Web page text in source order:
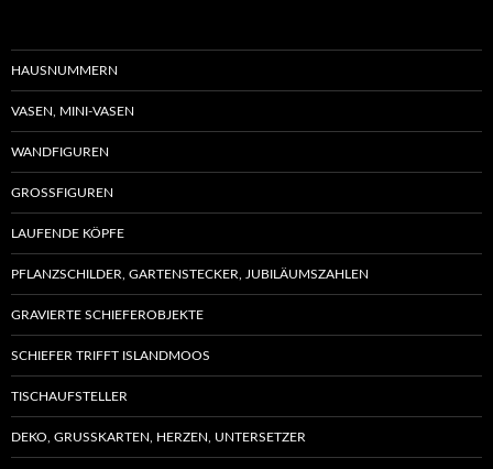
HAUSNUMMERN
VASEN, MINI-VASEN
WANDFIGUREN
GROSSFIGUREN
LAUFENDE KÖPFE
PFLANZSCHILDER, GARTENSTECKER, JUBILÄUMSZAHLEN
GRAVIERTE SCHIEFEROBJEKTE
SCHIEFER TRIFFT ISLANDMOOS
TISCHAUFSTELLER
DEKO, GRUSSKARTEN, HERZEN, UNTERSETZER